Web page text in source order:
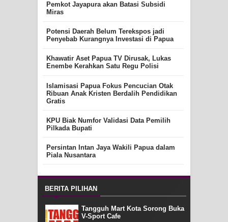
Pemkot Jayapura akan Batasi Subsidi
Miras
Potensi Daerah Belum Terekspos jadi
Penyebab Kurangnya Investasi di Papua
Khawatir Aset Papua TV Dirusak, Lukas
Enembe Kerahkan Satu Regu Polisi
Islamisasi Papua Fokus Pencucian Otak
Ribuan Anak Kristen Berdalih Pendidikan
Gratis
KPU Biak Numfor Validasi Data Pemilih
Pilkada Bupati
Persintan Intan Jaya Wakili Papua dalam
Piala Nusantara
BERITA PILIHAN
Tangguh Mart Kota Sorong Buka
V-Sport Cafe